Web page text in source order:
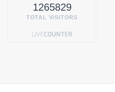
1265829
TOTAL VISITORS